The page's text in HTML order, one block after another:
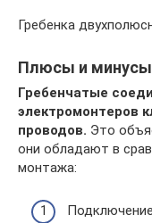
Гребенка
Плюсы и
Гребенчатые
электромонтеров
проводов. Это
они обладают в
монтажа: